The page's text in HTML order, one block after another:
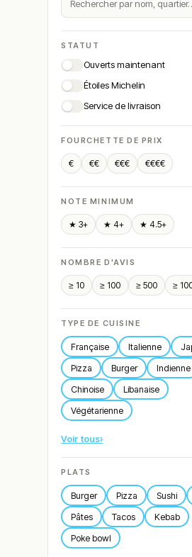
STATUT
Ouverts maintenant
Étoiles Michelin
Service de livraison
FOURCHETTE DE PRIX
€ €€ €€€ €€€€
NOTE MINIMUM
★ 3+ ★ 4+ ★ 4.5+
NOMBRE D'AVIS
≥ 10 ≥ 100 ≥ 500 ≥
TYPE DE CUISINE
Française Italienne
Pizza
Burger
Indienne
Chinoise
Libanaise
Végétarienne
Voir tous›
PLATS
Burger Pizza Sushi
Pâtes
Tacos
Kebab
Poke bowl